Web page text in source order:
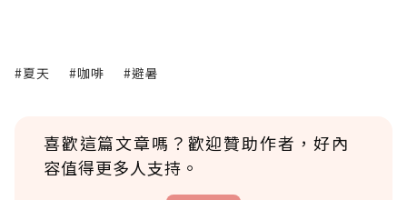
#夏天 #咖啡 #避暑
喜歡這篇文章嗎？歡迎贊助作者，好內
容值得更多人支持。